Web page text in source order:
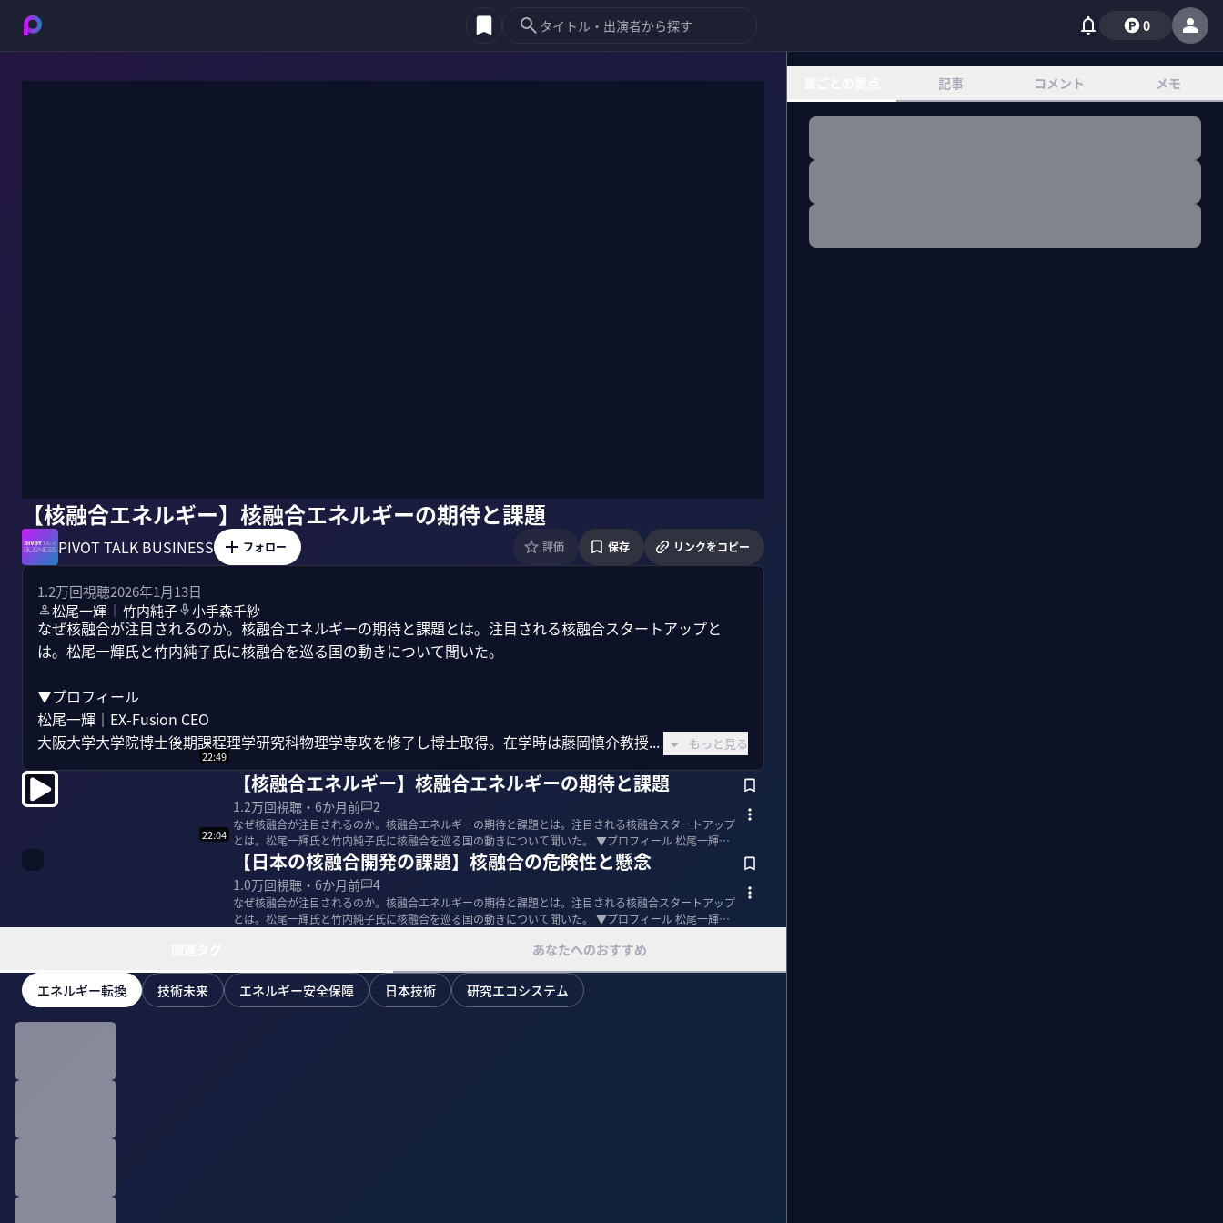
0
【核融合エネルギー】核融合エネルギーの期待と課題
PIVOT TALK BUSINESS フォロー 評価 保存 リンクをコピー
1.2万回視聴2026年1月13日
松尾一輝 ｜ 竹内純子 小手森千紗
なぜ核融合が注目されるのか。核融合エネルギーの期待と課題とは。注目される核融合スタートアップと
は。松尾一輝氏と竹内純子氏に核融合を巡る国の動きについて聞いた。
▼プロフィール
松尾一輝｜EX-Fusion CEO
大阪大学大学院博士後期課程理学研究科物理学専攻を修了し博士取得。在学時は藤岡慎介教授...
もっと見る
22:49
【核融合エネルギー】核融合エネルギーの期待と課題
1.2万回視聴・ 6か月前 2
なぜ核融合が注目されるのか。核融合エネルギーの期待と課題とは。注目される核融合スタートアップ
とは。松尾一輝氏と竹内純子氏に核融合を巡る国の動きについて聞いた。 ▼プロフィール 松尾一輝｜
EX-Fus...
22:04
【日本の核融合開発の課題】核融合の危険性と懸念
1.0万回視聴・ 6か月前 4
なぜ核融合が注目されるのか。核融合エネルギーの期待と課題とは。注目される核融合スタートアップ
とは。松尾一輝氏と竹内純子氏に核融合を巡る国の動きについて聞いた。 ▼プロフィール 松尾一輝｜
あなたへのおすすめ
エネルギー転換 技術未来 エネルギー安全保障 日本技術 研究エコシステム
記事 コメント メモ